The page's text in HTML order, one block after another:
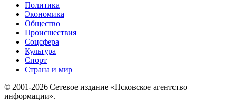
Политика
Экономика
Общество
Происшествия
Соцсфера
Культура
Спорт
Страна и мир
© 2001-2026 Сетевое издание «Псковское агентство
информации».